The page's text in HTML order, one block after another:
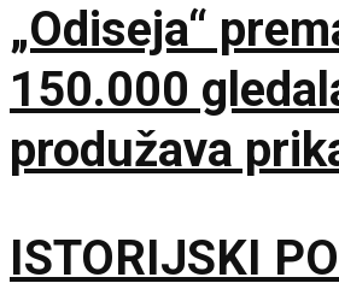
„Odiseja“
150.000
produžava
ISTORIJSKI